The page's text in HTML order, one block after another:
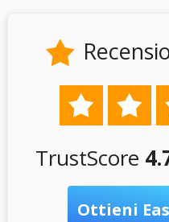

 
TrustScore
Ottieni